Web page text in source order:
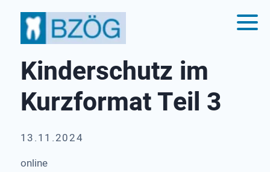
Kinderschutz im
Kurzformat Teil 3
13.11.2024
online